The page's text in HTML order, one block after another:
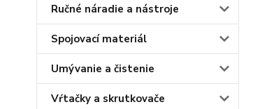
Ručné náradie a nástroje
Spojovací materiál
Umývanie a čistenie
Vŕtačky a skrutkovače